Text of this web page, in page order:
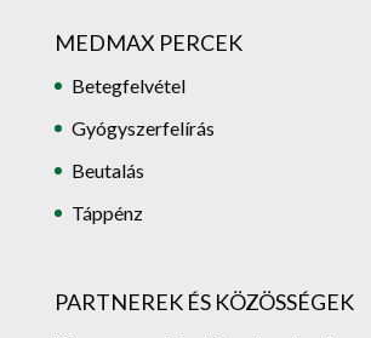
MEDMAX PERCEK
Betegfelvétel
Gyógyszerfelírás
Beutalás
Táppénz
PARTNEREK ÉS KÖZÖSSÉGEK